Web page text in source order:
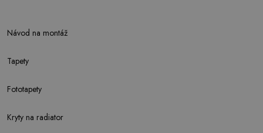
Návod na montáž
Tapety
Fototapety
Kryty na radiator